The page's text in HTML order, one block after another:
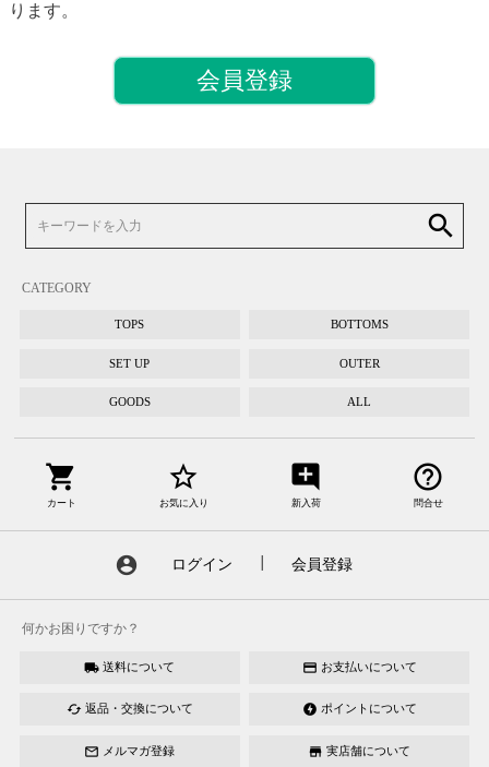
ります。
会員登録
search
CATEGORY
TOPS BOTTOMS
SET UP OUTER
GOODS ALL
shopping_cart
カート
star_border
お気に入り
add_comment
新入荷
help_outline
問合せ
account_circle ログイン 会員登録
何かお困りですか？
local_shipping 送料について credit_card お支払いについて
cached 返品・交換について offline_bolt ポイントについて
mail_outline メルマガ登録 store 実店舗について